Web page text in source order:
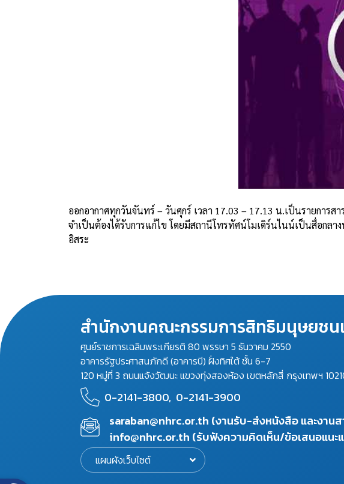
ออกอากาศทุกวันจันทร์ – วันศุกร์ เวลา 17.03 – 17.13 น.เป็นรายกา
จำเป็นต้องได้รับการแก้ไข โดยมีสถานีโทรทัศน์โมเดิร์นไนน์เป็นสื่อกล
อิสระ
สำนักงานคณะกรรมการสิทธิมนุษยชน
ศูนย์ราชการเฉลิมพระเกียรติ 80 พรรษา 5 ธันวาคม 2550
อาคารรัฐประศาสนภักดี (อาคารบี) ฝั่งทิศใต้ ชั้น 6-7
120 หมู่ที่ 3 ถนนแจ้งวัฒนะ แขวงทุ่งสองห้อง เขตหลักสี่ กรุงเทพฯ
0-2141-3800, 0-2141-3900
saraban@nhrc.or.th (งานรับ-ส่งหนังสือ และงาน
info@nhrc.or.th (รับฟังความคิดเห็น/ข้อเสนอแนะ
แผนผังเว็บไซต์